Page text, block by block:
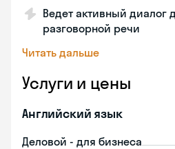
Ведет активный диалог
разговорной речи
Читать дальше
Услуги и цены
Английский язык
Деловой - для бизнеса